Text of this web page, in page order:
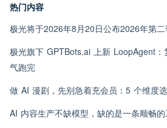
热门内容
极光将于2026年8月20日公布2026年第
极光旗下 GPTBots.ai 上新 LoopAgent：
气跑完
做 AI 漫剧，先别急着充会员：5 个维度
AI 内容生产不缺模型，缺的是一条顺畅